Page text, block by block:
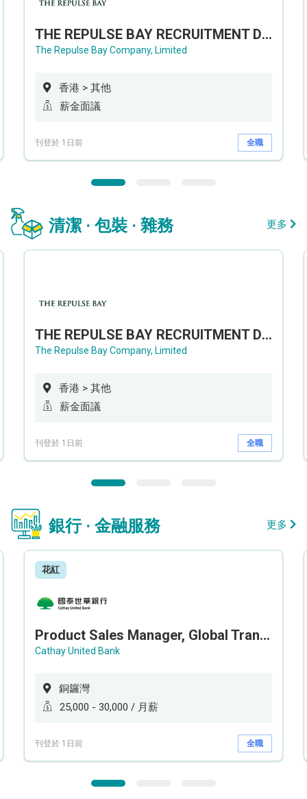
THE REPULSE BAY RECRUITMENT DAY 淺水灣影灣園人才招聘會
The Repulse Bay Company, Limited
香港 > 其他
薪金面議
刊登於 1日前 全職
清潔 · 包裝 · 雜務 更多
THE REPULSE BAY RECRUITMENT DAY 淺水灣影灣園人才招聘會
The Repulse Bay Company, Limited
香港 > 其他
薪金面議
刊登於 1日前 全職
銀行 · 金融服務 更多
花紅
Product Sales Manager, Global Transaction Service (GTS)
Cathay United Bank
銅鑼灣
25,000 - 30,000 / 月薪
刊登於 1日前 全職